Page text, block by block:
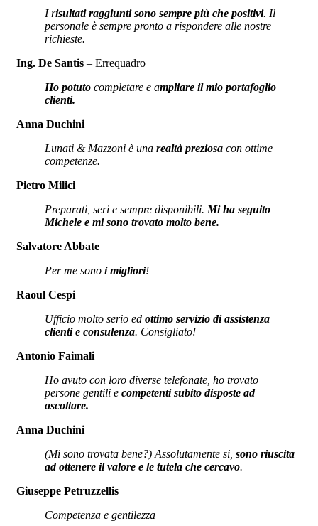
I risultati raggiunti sono sempre più che positivi. Il
personale è sempre pronto a rispondere alle nostre
richieste.
Ing. De Santis – Errequadro
Ho potuto completare e ampliare il mio portafoglio
clienti.
Anna Duchini
Lunati & Mazzoni è una realtà preziosa con ottime
competenze.
Pietro Milici
Preparati, seri e sempre disponibili. Mi ha seguito
Michele e mi sono trovato molto bene.
Salvatore Abbate
Per me sono i migliori!
Raoul Cespi
Ufficio molto serio ed ottimo servizio di assistenza
clienti e consulenza. Consigliato!
Antonio Faimali
Ho avuto con loro diverse telefonate, ho trovato
persone gentili e competenti subito disposte ad
ascoltare.
Anna Duchini
(Mi sono trovata bene?) Assolutamente si, sono riuscita
ad ottenere il valore e le tutela che cercavo.
Giuseppe Petruzzellis
Competenza e gentilezza